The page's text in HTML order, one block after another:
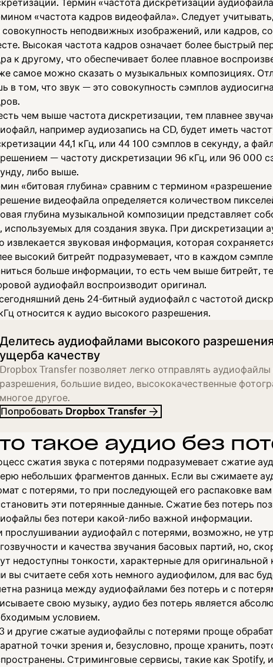
Термин «частота дискретизации
«частота кадров видеофайла». Следует
совокупность неподвижных изображений, или кадров,
Высокая частота кадров означает более быстрый
к другому, что обеспечивает более плавное
самое можно сказать о музыкальных композициях.
в том, что звук — это совокупность сэмплов
чем выше частота дискретизации, тем плавнее
например аудиозапись на CD, будет иметь
44,1 кГц, или 44 100 сэмплов в секунду, а
— частоту дискретизации 96 кГц, или 96 000
либо выше.
«битовая глубина» сравним с термином
видеофайла определяется количеством
глубина музыкальной композиции представляет
используемых для создания звука. При дискретизации
извлекается звуковая информация, которая
высокий битрейт подразумевает, что в каждом
больше информации, то есть чем выше битрейт,
аудиофайл воспроизводит оригинал.
день 24-битный аудиофайл с частотой
относится к аудио высокого разрешения.
Делитесь аудиофайлами высокого
ущерба качеству
Dropbox Transfer позволяет легко отправлять
разрешения, большие видео, высококачественные
многое другое.
Попробовать Dropbox Transfer
такое аудио без
сжатия звука с потерями подразумевает сжатие
небольших фрагментов данных. Если вы сжимаете
с потерями, то при последующей его распаковке вам
эти потерянные данные. Сжатие без потерь
без потери какой-либо важной информации.
прослушивании аудиофайл с потерями, возможно, не
и качества звучания басовых партий, но,
недоступны тонкости, характерные для оригинальной
вы считаете себя хоть немного аудиофилом, для вас
разница между аудиофайлами без потерь и с
свою музыку, аудио без потерь является
условием.
и другие сжатые аудиофайлы с потерями проще
точки зрения и, безусловно, проще хранить,
Стриминговые сервисы, такие как Spotify,